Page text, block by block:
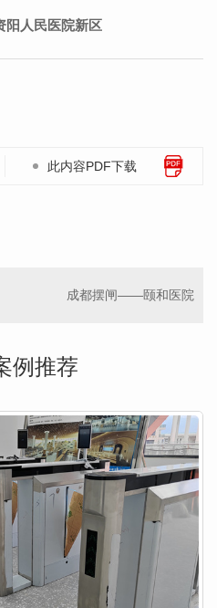
阳人民医院新区
此内容PDF下载
成都摆闸——颐和医院
例推荐